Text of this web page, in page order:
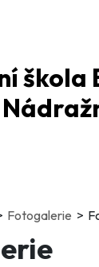
škola
Fotogalerie